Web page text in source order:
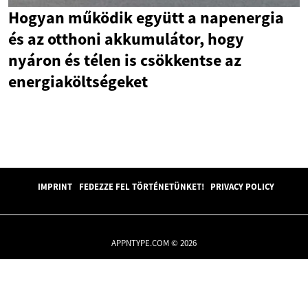
Hogyan működik együtt a napenergia
és az otthoni akkumulátor, hogy
nyáron és télen is csökkentse az
energiaköltségeket
IMPRINT FEDEZZE FEL TÖRTÉNETÜNKET! PRIVACY POLICY
APPNTYPE.COM © 2026